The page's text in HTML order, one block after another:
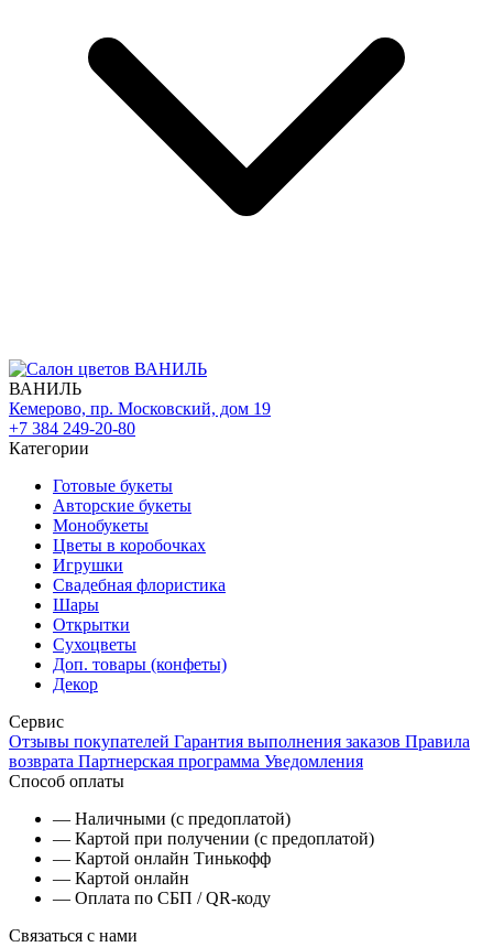
ВАНИЛЬ
Кемерово, пр. Московский, дом 19
+7 384 249-20-80
Категории
Готовые букеты
Авторские букеты
Монобукеты
Цветы в коробочках
Игрушки
Свадебная флористика
Шары
Открытки
Сухоцветы
Доп. товары (конфеты)
Декор
Сервис
Отзывы покупателей Гарантия выполнения заказов Правила
возврата Партнерская программа Уведомления
Способ оплаты
— Наличными (с предоплатой)
— Картой при получении (с предоплатой)
— Картой онлайн Тинькофф
— Картой онлайн
— Оплата по СБП / QR-коду
Связаться с нами